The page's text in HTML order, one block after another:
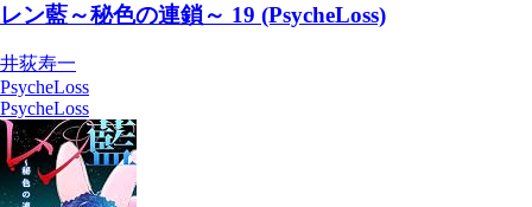
レン藍～秘色の連鎖～ 19 (PsycheLoss)
井荻寿一
PsycheLoss
PsycheLoss